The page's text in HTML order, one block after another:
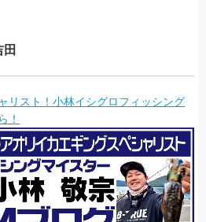
リスト！小林イシグロフィッシング
！